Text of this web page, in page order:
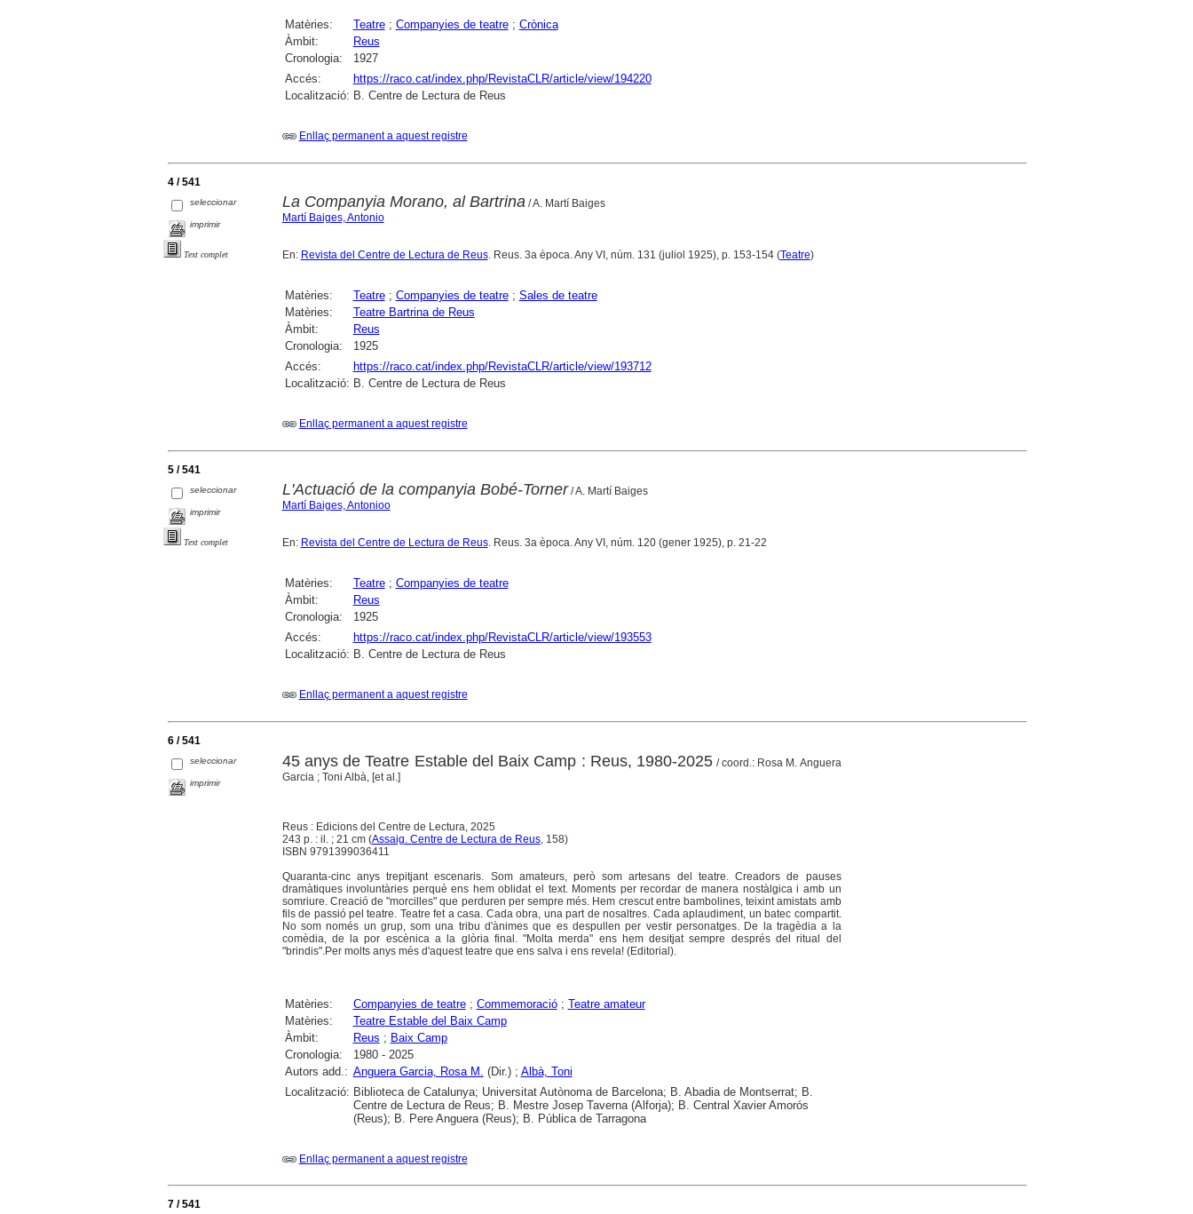
Matèries: Teatre; Companyies de teatre; Crònica
Àmbit:
Reus
Cronologia:
1927
Accés:
https://raco.cat/index.php/RevistaCLR/article/view/194220
Localització: B. Centre de Lectura de Reus
Enllaç permanent a aquest registre
4 / 541
seleccionar
imprimir
Text complet
La Companyia Morano, al Bartrina/ A. Martí Baiges
Martí Baiges, Antonio
En: Revista del Centre de Lectura de Reus. Reus. 3a època. Any VI, núm. 131 (juliol 1925), p. 153-154 (Teatre)
Matèries: Teatre; Companyies de teatre; Sales de teatre
Matèries:
Teatre Bartrina de Reus
Àmbit:
Reus
Cronologia:
1925
Accés:
https://raco.cat/index.php/RevistaCLR/article/view/193712
Localització: B. Centre de Lectura de Reus
Enllaç permanent a aquest registre
5 / 541
seleccionar
imprimir
Text complet
L'Actuació de la companyia Bobé-Torner/ A. Martí Baiges
Martí Baiges, Antonioo
En: Revista del Centre de Lectura de Reus. Reus. 3a època. Any VI, núm. 120 (gener 1925), p. 21-22
Matèries: Teatre; Companyies de teatre
Àmbit:
Reus
Cronologia:
1925
Accés:
https://raco.cat/index.php/RevistaCLR/article/view/193553
Localització: B. Centre de Lectura de Reus
Enllaç permanent a aquest registre
6 / 541
seleccionar
imprimir
45 anys de Teatre Estable del Baix Camp : Reus, 1980-2025 / coord.: Rosa M. Anguera
Garcia ; Toni Albà, [et al.]
Reus : Edicions del Centre de Lectura, 2025
243 p. : il. ; 21 cm (Assaig. Centre de Lectura de Reus, 158)
ISBN 9791399036411
Quaranta-cinc anys trepitjant escenaris. Som amateurs, però som artesans del teatre. Creadors de pauses
dramàtiques involuntàries perquè ens hem oblidat el text. Moments per recordar de manera nostàlgica i amb un
somriure. Creació de "morcilles" que perduren per sempre més. Hem crescut entre bambolines, teixint amistats amb
fils de passió pel teatre. Teatre fet a casa. Cada obra, una part de nosaltres. Cada aplaudiment, un batec compartit.
No som només un grup, som una tribu d'ànimes que es despullen per vestir personatges. De la tragèdia a la
comèdia, de la por escènica a la glòria final. "Molta merda" ens hem desitjat sempre després del ritual del
"brindis".Per molts anys més d'aquest teatre que ens salva i ens revela! (Editorial).
Matèries: Companyies de teatre; Commemoració; Teatre amateur
Matèries:
Teatre Estable del Baix Camp
Àmbit:
Reus ; Baix Camp
Cronologia:
1980 - 2025
Autors add.: Anguera Garcia, Rosa M. (Dir.) ; Albà, Toni
Localització: Biblioteca de Catalunya; Universitat Autònoma de Barcelona; B. Abadia de Montserrat; B.
Centre de Lectura de Reus; B. Mestre Josep Taverna (Alforja); B. Central Xavier Amorós
(Reus); B. Pere Anguera (Reus); B. Pública de Tarragona
Enllaç permanent a aquest registre
7 / 541